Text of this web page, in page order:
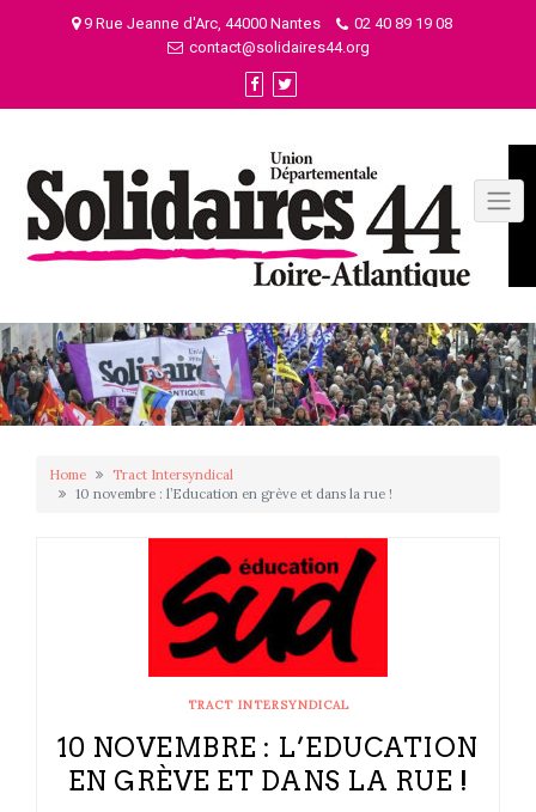
9 Rue Jeanne d'Arc, 44000 Nantes
02 40 89 19 08
contact@solidaires44.org
Home
Tract Intersyndical
10 novembre : l’Education en grève et dans la rue !
TRACT INTERSYNDICAL
10 NOVEMBRE : L’EDUCATION
EN GRÈVE ET DANS LA RUE !